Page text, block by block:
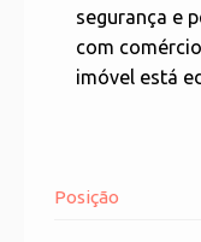
segurança e
com
imóvel está
Posição